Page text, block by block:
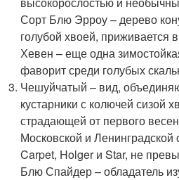
Сорт Блю Эрроу – дерево
голубой хвоей, приживается
Хевен – еще одна
фаворит среди голубых
Чешуйчатый – вид,
кустарники с колючей сизой
страдающей от первого
Московской и Ленинградской
Carpet, Holger и Star, не
Блю Спайдер – обладатель